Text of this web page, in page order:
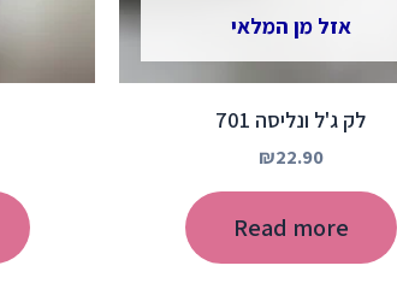
אזל מן המלאי
לק ג'ל ונליסה 701
₪22.90
Read more